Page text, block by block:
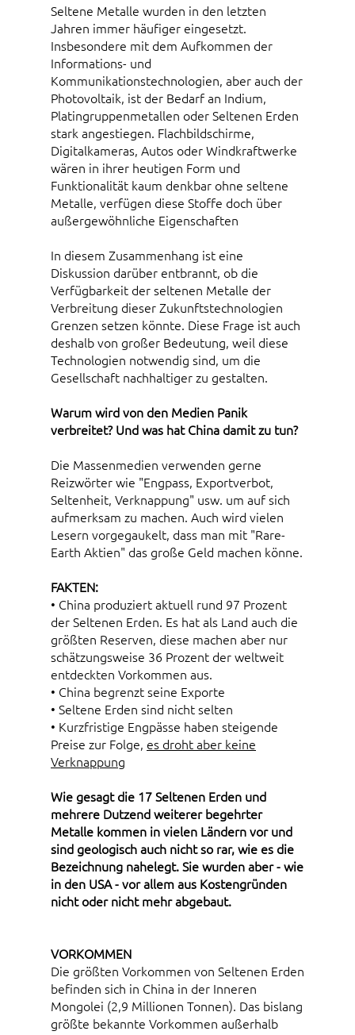
Seltene Metalle wurden in den letzten
Jahren immer häufiger eingesetzt.
Insbesondere mit dem Aufkommen der
Informations- und
Kommunikationstechnologien, aber auch der
Photovoltaik, ist der Bedarf an Indium,
Platingruppenmetallen oder Seltenen Erden
stark angestiegen. Flachbildschirme,
Digitalkameras, Autos oder Windkraftwerke
wären in ihrer heutigen Form und
Funktionalität kaum denkbar ohne seltene
Metalle, verfügen diese Stoffe doch über
außergewöhnliche Eigenschaften
In diesem Zusammenhang ist eine
Diskussion darüber entbrannt, ob die
Verfügbarkeit der seltenen Metalle der
Verbreitung dieser Zukunftstechnologien
Grenzen setzen könnte. Diese Frage ist auch
deshalb von großer Bedeutung, weil diese
Technologien notwendig sind, um die
Gesellschaft nachhaltiger zu gestalten.
Warum wird von den Medien Panik
verbreitet? Und was hat China damit zu tun?
Die Massenmedien verwenden gerne
Reizwörter wie "Engpass, Exportverbot,
Seltenheit, Verknappung" usw. um auf sich
aufmerksam zu machen. Auch wird vielen
Lesern vorgegaukelt, dass man mit "Rare-
Earth Aktien" das große Geld machen könne.
FAKTEN:
• China produziert aktuell rund 97 Prozent
der Seltenen Erden. Es hat als Land auch die
größten Reserven, diese machen aber nur
schätzungsweise 36 Prozent der weltweit
entdeckten Vorkommen aus.
• China begrenzt seine Exporte
• Seltene Erden sind nicht selten
• Kurzfristige Engpässe haben steigende
Preise zur Folge, es droht aber keine
Verknappung
Wie gesagt die 17 Seltenen Erden und
mehrere Dutzend weiterer begehrter
Metalle kommen in vielen Ländern vor und
sind geologisch auch nicht so rar, wie es die
Bezeichnung nahelegt. Sie wurden aber - wie
in den USA - vor allem aus Kostengründen
nicht oder nicht mehr abgebaut.
VORKOMMEN
Die größten Vorkommen von Seltenen Erden
befinden sich in China in der Inneren
Mongolei (2,9 Millionen Tonnen). Das bislang
größte bekannte Vorkommen außerhalb